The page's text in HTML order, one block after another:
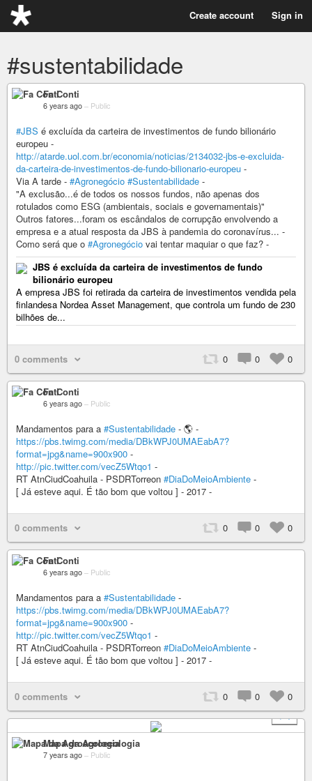
Create account Sign in
#sustentabilidade
Fa Conti
6 years ago – Public
#JBS é excluída da carteira de investimentos de fundo bilionário
europeu -
http://atarde.uol.com.br/economia/noticias/2134032-jbs-e-excluida-
da-carteira-de-investimentos-de-fundo-bilionario-europeu -
Via A tarde - #Agronegócio #Sustentabilidade -
"A exclusão...é de todos os nossos fundos, não apenas dos
rotulados como ESG (ambientais, sociais e governamentais)"
Outros fatores...foram os escândalos de corrupção envolvendo a
empresa e a atual resposta da JBS à pandemia do coronavírus... -
Como será que o #Agronegócio vai tentar maquiar o que faz? -
JBS é excluída da carteira de investimentos de fundo
bilionário europeu
A empresa JBS foi retirada da carteira de investimentos vendida pela
finlandesa Nordea Asset Management, que controla um fundo de 230
bilhões de...
0 comments 0 0 0
Fa Conti
6 years ago – Public
Mandamentos para a #Sustentabilidade - 🌎 -
https://pbs.twimg.com/media/DBkWPJ0UMAEabA7?
format=jpg&name=900x900 -
http://pic.twitter.com/vecZ5Wtqo1 -
RT AtnCiudCoahuila - PSDRTorreon #DiaDoMeioAmbiente -
[ Já esteve aqui. É tão bom que voltou ] - 2017 -
0 comments 0 0 0
Fa Conti
6 years ago – Public
Mandamentos para a #Sustentabilidade -
https://pbs.twimg.com/media/DBkWPJ0UMAEabA7?
format=jpg&name=900x900 -
http://pic.twitter.com/vecZ5Wtqo1 -
RT AtnCiudCoahuila - PSDRTorreon #DiaDoMeioAmbiente -
[ Já esteve aqui. É tão bom que voltou ] - 2017 -
0 comments 0 0
0
+ 1
Mapa da Agroecologia
7 years ago – Public